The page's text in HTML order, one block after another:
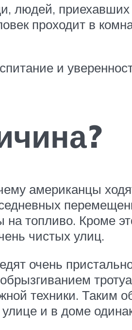
людей,
проходит в
и
американцы
топливо. Кроме
чистых улиц.
очень
техники. Таким
и в доме